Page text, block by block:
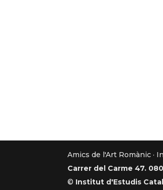
Amics de l'Art Romànic ·
Carrer del Carme 47.
© Institut d'Estudis